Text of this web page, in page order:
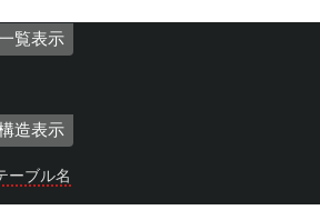
覧表示
造表示
ーブル名